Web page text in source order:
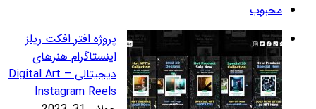
افتر افکت ریلز
هنرهای
دیجیتالی – Digital Art
Instagram